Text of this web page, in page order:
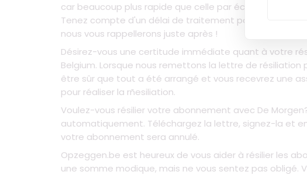
car beaucoup plus rapide que celle par écrit. Si vous
Tenez compte d'un délai de traitement pouvant aller
nous vous rappellerons juste après !
Désirez-vous une certitude immédiate quant à votre
Belgium. Lorsque nous remettons la lettre de résiliation
être sûr que tout a été arrangé et vous recevrez une
pour réaliser la rñesiliation.
Voulez-vous résilier votre abonnement avec De
automatiquement. Téléchargez la lettre, signez-la et
votre abonnement sera annulé.
Opzeggen.be est heureux de vous aider à résilier les
une somme modique, mais ne vous sentez pas